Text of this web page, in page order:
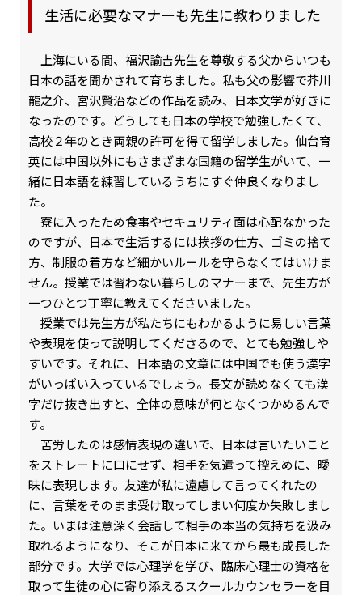
生活に必要なマナーも先生に教わりました
上海にいる間、福沢諭吉先生を尊敬する父からいつも
日本の話を聞かされて育ちました。私も父の影響で芥川
龍之介、宮沢賢治などの作品を読み、日本文学が好きに
なったのです。どうしても日本の学校で勉強したくて、
高校２年のとき両親の許可を得て留学しました。仙台育
英には中国以外にもさまざまな国籍の留学生がいて、一
緒に日本語を練習しているうちにすぐ仲良くなりまし
た。
寮に入ったため食事やセキュリティ面は心配なかった
のですが、日本で生活するには挨拶の仕方、ゴミの捨て
方、制服の着方など細かいルールを守らなくてはいけま
せん。授業では習わない暮らしのマナーまで、先生方が
一つひとつ丁寧に教えてくださいました。
授業では先生方が私たちにもわかるように易しい言葉
や表現を使って説明してくださるので、とても勉強しや
すいです。それに、日本語の文章には中国でも使う漢字
がいっぱい入っているでしょう。長文が読めなくても漢
字だけ抜き出すと、全体の意味が何となくつかめるんで
す。
苦労したのは感情表現の違いで、日本は言いたいこと
をストレートに口にせず、相手を気遣って控えめに、曖
昧に表現します。友達が私に遠慮して言ってくれたの
に、言葉をそのまま受け取ってしまい何度か失敗しまし
た。いまは注意深く会話して相手の本当の気持ちを汲み
取れるようになり、そこが日本に来てから最も成長した
部分です。大学では心理学を学び、臨床心理士の資格を
取って生徒の心に寄り添えるスクールカウンセラーを目